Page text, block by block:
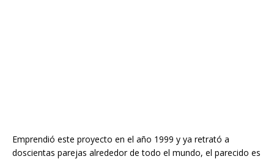
Emprendió este proyecto en el año 1999 y ya retrató a
doscientas parejas alrededor de todo el mundo, el parecido es